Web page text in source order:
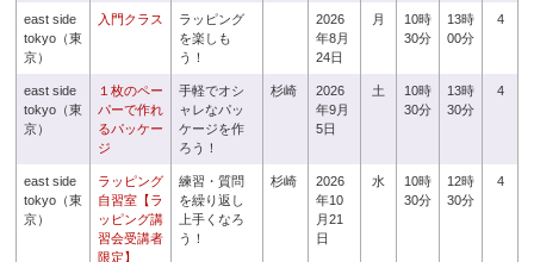
east side
tokyo（東
京）
入門クラス
ラッピング
を楽しも
う！
2026
年8月
24日
月
10時
30分
13時
00分
4
east side
tokyo（東
京）
１枚のペー
パーで作れ
るパッケー
ジ
手軽でオシ
ャレなパッ
ケージを作
ろう！
杉崎
2026
年9月
5日
土
10時
30分
13時
30分
4
east side
tokyo（東
京）
ラッピング
自習室【ラ
ッピング講
習会受講者
限定】
練習・質問
を繰り返し
上手くなろ
う！
杉崎
2026
年10
月21
日
水
10時
30分
12時
30分
4